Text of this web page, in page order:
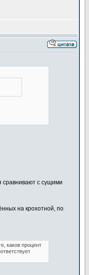
сравнивают с сущими
на крохотной, по
каков процент